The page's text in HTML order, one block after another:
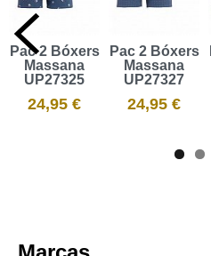
Pac 2 Bóxers
Massana
UP27325
24,95 €
Pac 2 Bóxers
Massana
UP27327
24,95 €